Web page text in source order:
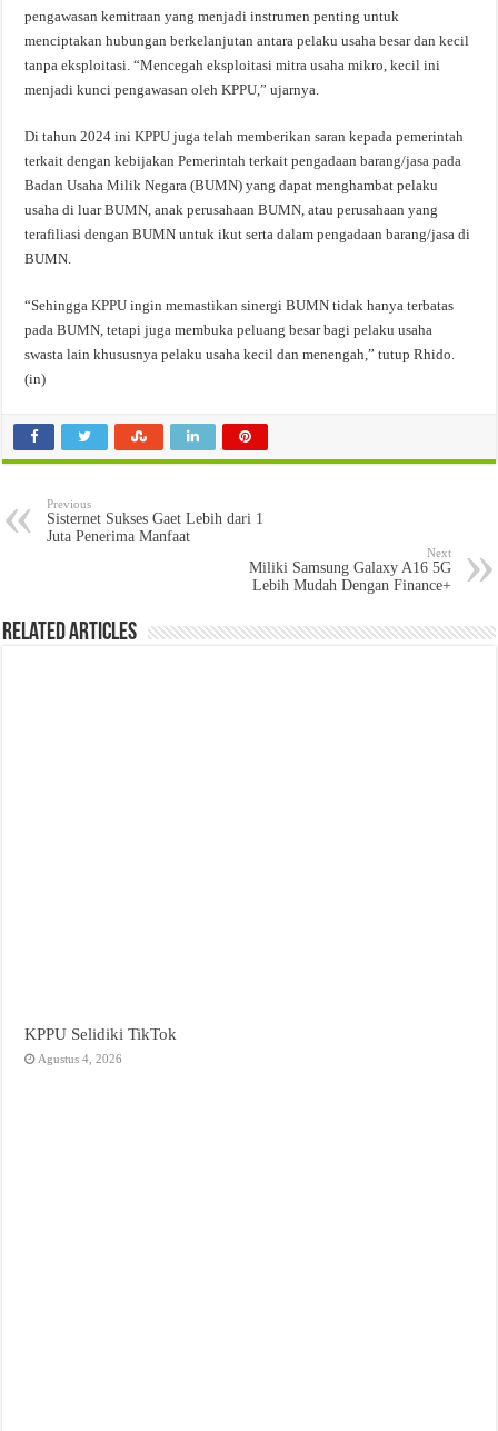
pengawasan kemitraan yang menjadi instrumen penting untuk
menciptakan hubungan berkelanjutan antara pelaku usaha besar dan kecil
tanpa eksploitasi. “Mencegah eksploitasi mitra usaha mikro, kecil ini
menjadi kunci pengawasan oleh KPPU,” ujarnya.
Di tahun 2024 ini KPPU juga telah memberikan saran kepada pemerintah
terkait dengan kebijakan Pemerintah terkait pengadaan barang/jasa pada
Badan Usaha Milik Negara (BUMN) yang dapat menghambat pelaku
usaha di luar BUMN, anak perusahaan BUMN, atau perusahaan yang
terafiliasi dengan BUMN untuk ikut serta dalam pengadaan barang/jasa di
BUMN.
“Sehingga KPPU ingin memastikan sinergi BUMN tidak hanya terbatas
pada BUMN, tetapi juga membuka peluang besar bagi pelaku usaha
swasta lain khususnya pelaku usaha kecil dan menengah,” tutup Rhido.
(in)
Previous
Sisternet Sukses Gaet Lebih dari 1
Juta Penerima Manfaat
Next
Miliki Samsung Galaxy A16 5G
Lebih Mudah Dengan Finance+
Related Articles
KPPU Selidiki TikTok
Agustus 4, 2026